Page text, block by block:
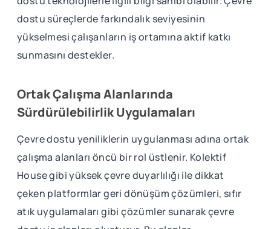
dostu süreçlerde farkındalık seviyesinin
yükselmesi çalışanların iş ortamına aktif katkı
sunmasını destekler.
Ortak Çalışma Alanlarında
Sürdürülebilirlik Uygulamaları
Çevre dostu yeniliklerin uygulanması adına ortak
çalışma alanları öncü bir rol üstlenir. Kolektif
House gibi yüksek çevre duyarlılığı ile dikkat
çeken platformlar geri dönüşüm çözümleri, sıfır
atık uygulamaları gibi çözümler sunarak çevre